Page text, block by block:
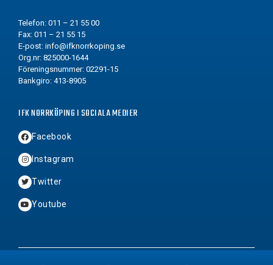
Telefon: 011 – 21 55 00
Fax: 011 – 21 55 15
E-post: info@ifknorrkoping.se
Org.nr: 825000-1644
Föreningsnummer: 02291-15
Bankgiro: 413-8905
IFK NORRKÖPING I SOCIALA MEDIER
Facebook
Instagram
Twitter
Youtube